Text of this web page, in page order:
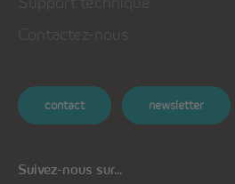
Contactez-nous
contact newsletter
Suivez-nous sur...